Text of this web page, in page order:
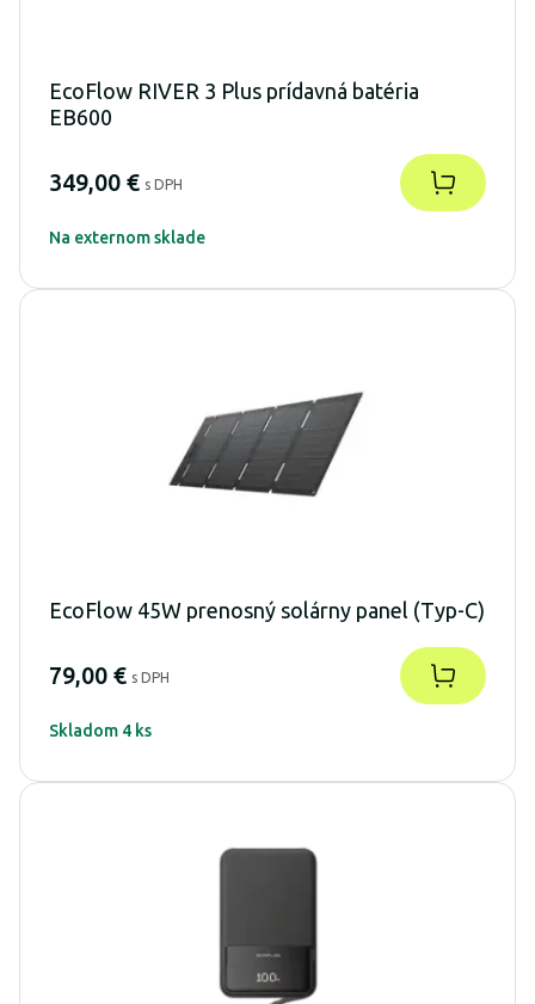
EcoFlow RIVER 3 Plus prídavná batéria
EB600
349,00 € s DPH
Na externom sklade
EcoFlow 45W prenosný solárny panel (Typ-C)
79,00 € s DPH
Skladom 4 ks